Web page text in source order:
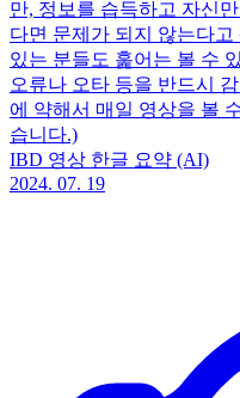
만, 정보를 습득하고 자신
다면 문제가 되지 않는다
있는 분들도 훑어는 볼 수
오류나 오타 등을 반드시
에 약해서 매일 영상을 볼
습니다.)
IBD 영상 한글 요약 (AI)
2024. 07. 19